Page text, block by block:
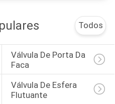
Todos
Válvula De Porta Da
Faca
Válvula De Esfera
Flutuante